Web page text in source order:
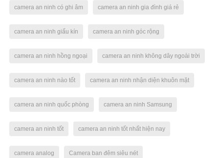
camera an ninh có ghi âm camera an ninh gia đình giá rẻ
camera an ninh giấu kín camera an ninh góc rộng
camera an ninh hồng ngoại camera an ninh không dây ngoài trời
camera an ninh nào tốt camera an ninh nhận diện khuôn mặt
camera an ninh quốc phòng camera an ninh Samsung
camera an ninh tốt camera an ninh tốt nhất hiện nay
camera analog Camera ban đêm siêu nét